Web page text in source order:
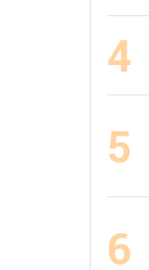
4
5
6